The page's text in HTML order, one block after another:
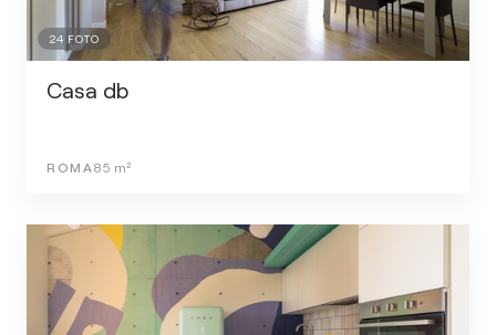
24 FOTO
Casa db
ROMA 85 m²